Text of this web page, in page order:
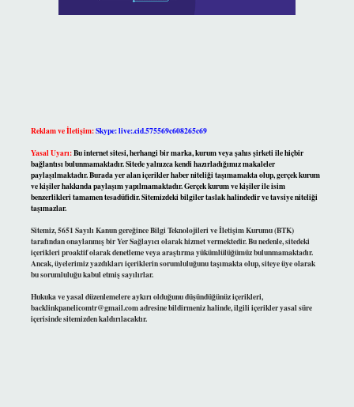
Reklam ve İletişim:Skype: live:.cid.575569c608265c69
Yasal Uyarı:Bu internet sitesi, herhangi bir marka, kurum veya şahıs şirketi ile hiçbir
bağlantısı bulunmamaktadır. Sitede yalnızca kendi hazırladığımız makaleler
paylaşılmaktadır. Burada yer alan içerikler haber niteliği taşımamakta olup, gerçek kurum
ve kişiler hakkında paylaşım yapılmamaktadır. Gerçek kurum ve kişiler ile isim
benzerlikleri tamamen tesadüfidir. Sitemizdeki bilgiler taslak halindedir ve tavsiye niteliği
taşımazlar.
Sitemiz, 5651 Sayılı Kanun gereğince Bilgi Teknolojileri ve İletişim Kurumu (BTK)
tarafından onaylanmış bir Yer Sağlayıcı olarak hizmet vermektedir. Bu nedenle, sitedeki
içerikleri proaktif olarak denetleme veya araştırma yükümlülüğümüz bulunmamaktadır.
Ancak, üyelerimiz yazdıkları içeriklerin sorumluluğunu taşımakta olup, siteye üye olarak
bu sorumluluğu kabul etmiş sayılırlar.
Hukuka ve yasal düzenlemelere aykırı olduğunu düşündüğünüz içerikleri,
backlinkpanelicomtr@gmail.comadresine bildirmeniz halinde, ilgili içerikler yasal süre
içerisinde sitemizden kaldırılacaktır.